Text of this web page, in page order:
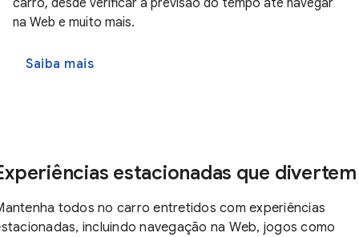
carro, desde verificar a previsão do tempo até navegar
na Web e muito mais.
Saiba mais
estacionadas que divertem
todos no carro entretidos com experiências
incluindo navegação na Web, jogos como